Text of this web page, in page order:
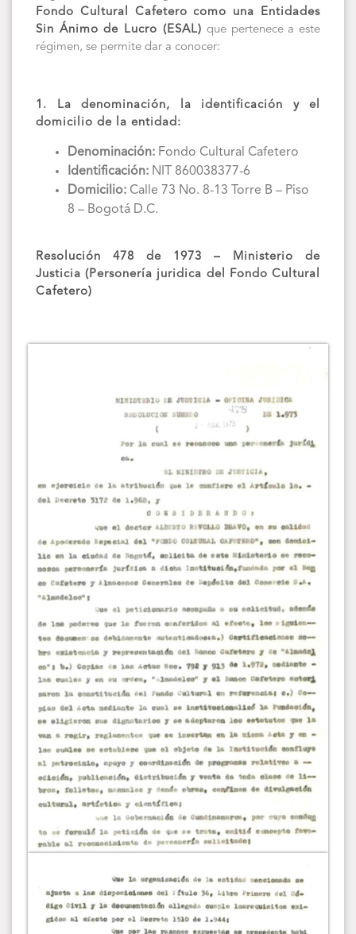
Fondo Cultural Cafetero como una Entidades
Sin Ánimo de Lucro (ESAL)que pertenece a este
régimen, se permite dar a conocer:
1. La denominación, la identificación y el
domicilio de la entidad:
Denominación: Fondo Cultural Cafetero
Identificación: NIT 860038377-6
Domicilio: Calle 73 No. 8-13 Torre B – Piso
8 – Bogotá D.C.
Resolución 478 de 1973 – Ministerio de
Justicia (Personería juridica del Fondo Cultural
Cafetero)